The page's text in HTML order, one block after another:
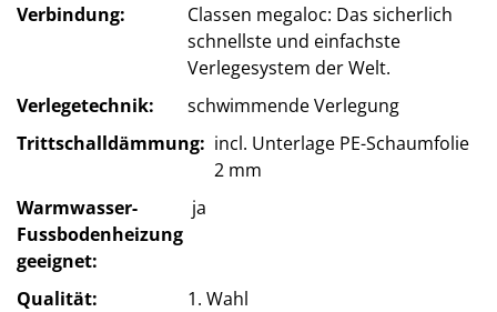
Verbindung
Classen megaloc: Das sicherlich
schnellste und einfachste
Verlegesystem der Welt.
Verlegetechnik
schwimmende Verlegung
Trittschalldämmung
incl. Unterlage PE-Schaumfolie
2 mm
Warmwasser-
Fussbodenheizung
geeignet
ja
Qualität
1. Wahl